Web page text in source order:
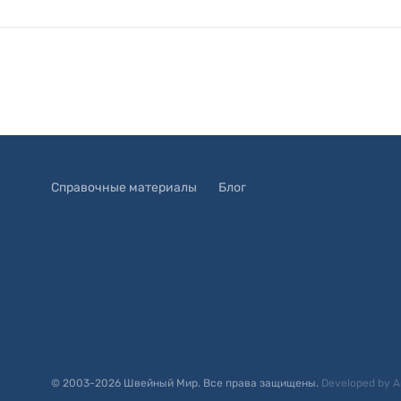
Справочные материалы Блог
© 2003-2026 Швейный Мир. Все права защищены. Developed by